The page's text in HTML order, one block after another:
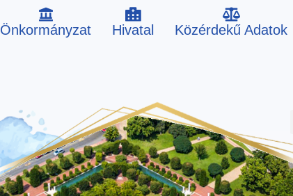
Önkormányzat Hivatal Közérdekű Adatok